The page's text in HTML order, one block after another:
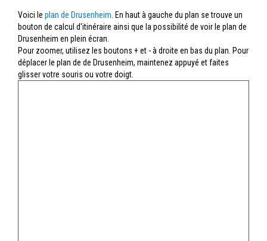
Voici le plan de Drusenheim . En haut à gauche du plan se trouve un
bouton de calcul d'itinéraire ainsi que la possibilité de voir le plan de
Drusenheim en plein écran.
Pour zoomer, utilisez les boutons + et - à droite en bas du plan. Pour
déplacer le plan de de Drusenheim, maintenez appuyé et faites
glisser votre souris ou votre doigt.